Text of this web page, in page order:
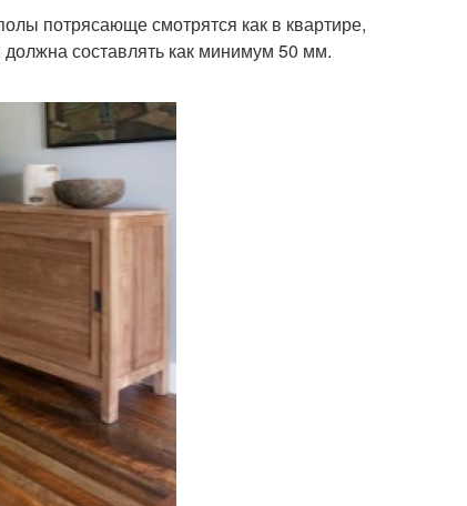
потрясающе смотрятся как в квартире,
составлять как минимум 50 мм.